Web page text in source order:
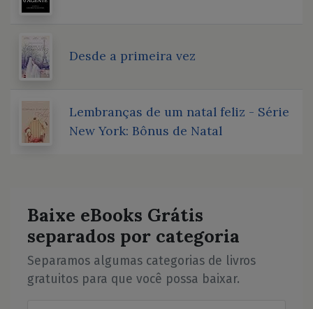
Desde a primeira vez
Lembranças de um natal feliz - Série
New York: Bônus de Natal
Baixe eBooks Grátis
separados por categoria
Separamos algumas categorias de livros
gratuitos para que você possa baixar.